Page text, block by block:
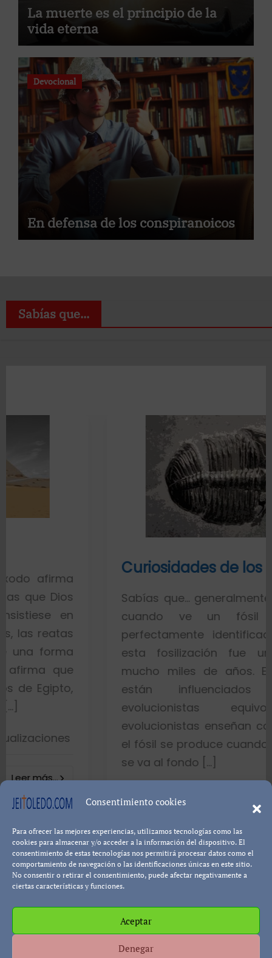
Consentimiento cookies
Para ofrecer las mejores experiencias, utilizamos tecnologías como las
cookies para almacenar y/o acceder a la información del dispositivo. El
consentimiento de estas tecnologías nos permitirá procesar datos como el
comportamiento de navegación o las identificaciones únicas en este sitio.
No consentir o retirar el consentimiento, puede afectar negativamente a
ciertas características y funciones.
Aceptar
Denegar
La muerte es el principio de la
vida eterna
Devocional
En defensa de los conspiranoicos
Sabías que...
Curiosidades de los fósiles
Sabías que… generalmente toda la
cuando ve un fósil de un
perfectamente identificado piensa
esta fosilización fue un
mucho miles de años. Esto es
están influenciados por
evolucionistas equivocadas.
evolucionistas enseñan con gráficos
el fósil se produce cuando el pez
se va al fondo […]
Pablo Blanco Leer